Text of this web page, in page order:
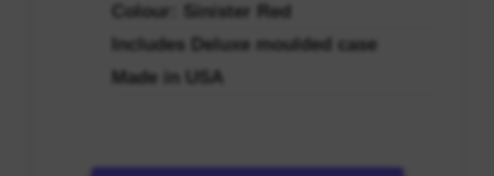
Colour: Sinister Red
Includes Deluxe moulded case
Made in USA